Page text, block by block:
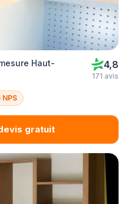
Haut-
4,8
171 avis
gratuit